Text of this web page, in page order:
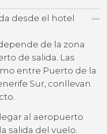
desde el hotel
de la zona
de salida. Las
entre Puerto de la
Sur, conllevan
al aeropuerto
salida del vuelo.